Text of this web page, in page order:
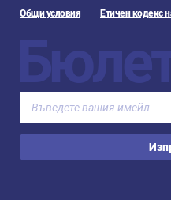
Общи условия Етичен кодекс